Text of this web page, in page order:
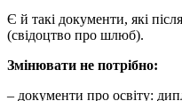
Є й такі документи, які
(свідоцтво про шлюб).
Змінювати не потрібно:
– документи про освіту: